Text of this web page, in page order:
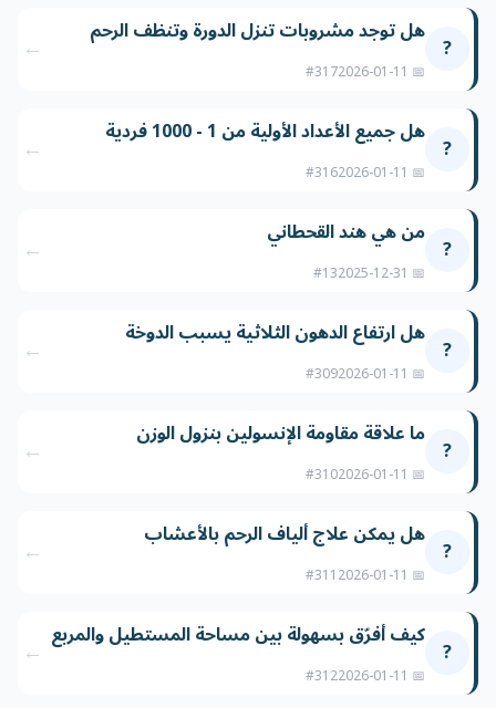
? هل توجد مشروبات تنزل الدورة وتنظف الرحم
📅 2026-01-11
#317
←
? هل جميع الأعداد الأولية من 1 - 1000 فردية
📅 2026-01-11
#316
←
? من هي هند القحطاني
📅 2025-12-31
#13
←
? هل ارتفاع الدهون الثلاثية يسبب الدوخة
📅 2026-01-11
#309
←
? ما علاقة مقاومة الإنسولين بنزول الوزن
📅 2026-01-11
#310
←
? هل يمكن علاج ألياف الرحم بالأعشاب
📅 2026-01-11
#311
←
? كيف أفرّق بسهولة بين مساحة المستطيل والمربع
📅 2026-01-11
#312
←